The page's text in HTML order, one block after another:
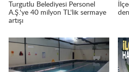
Turgutlu Belediyesi Personel
A.Ş.'ye 40 milyon TL'lik sermaye
artışı